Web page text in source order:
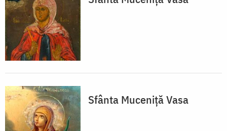
Sfânta Muceniţă Vasa